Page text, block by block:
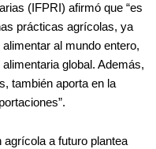
(IFPRI) afirmó que “es
prácticas agrícolas, ya
al mundo entero,
global. Además,
también aporta en la
agrícola a futuro plantea